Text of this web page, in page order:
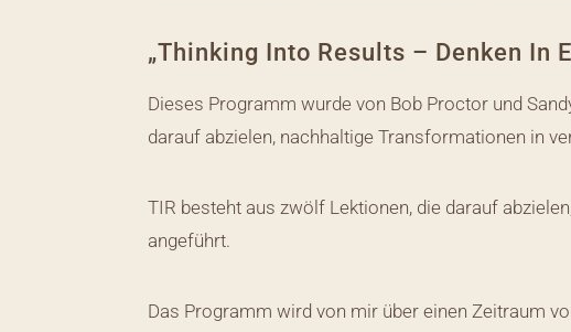
„Thinking Into Results – Denken In
Dieses Programm wurde von Bob Proctor und
darauf abzielen, nachhaltige Transformationen in
TIR besteht aus zwölf Lektionen, die darauf
angeführt.
Das Programm wird von mir über einen Zeitraum